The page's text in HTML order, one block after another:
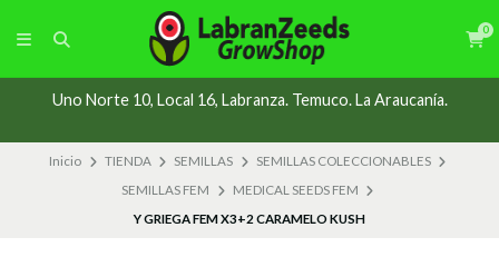
0
Uno Norte 10, Local 16, Labranza. Temuco. La Araucanía.
Inicio TIENDA SEMILLAS
SEMILLAS COLECCIONABLES
SEMILLAS FEM
MEDICAL SEEDS FEM
Y GRIEGA FEM X3+2 CARAMELO KUSH